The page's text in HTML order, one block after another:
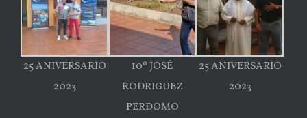
25 ANIVERSARIO
2023
10º JOSÉ
RODRIGUEZ
PERDOMO
25 ANIVERSARIO
2023